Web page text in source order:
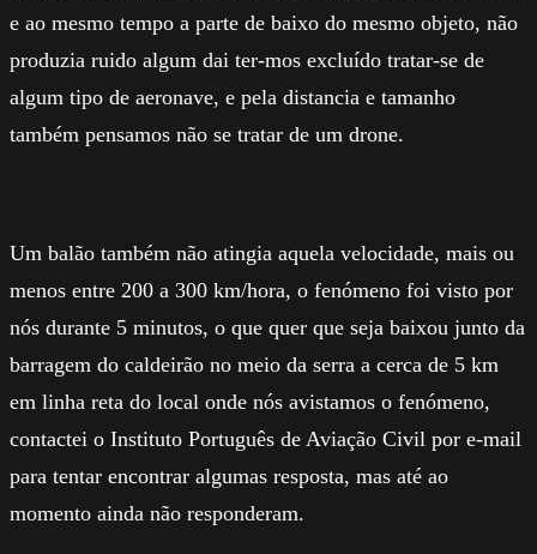
e ao mesmo tempo a parte de baixo do mesmo objeto, não
produzia ruido algum dai ter-mos excluído tratar-se de
algum tipo de aeronave, e pela distancia e tamanho
também pensamos não se tratar de um drone.
Um balão também não atingia aquela velocidade, mais ou
menos entre 200 a 300 km/hora, o fenómeno foi visto por
nós durante 5 minutos, o que quer que seja baixou junto da
barragem do caldeirão no meio da serra a cerca de 5 km
em linha reta do local onde nós avistamos o fenómeno,
contactei o Instituto Português de Aviação Civil por e-mail
para tentar encontrar algumas resposta, mas até ao
momento ainda não responderam.